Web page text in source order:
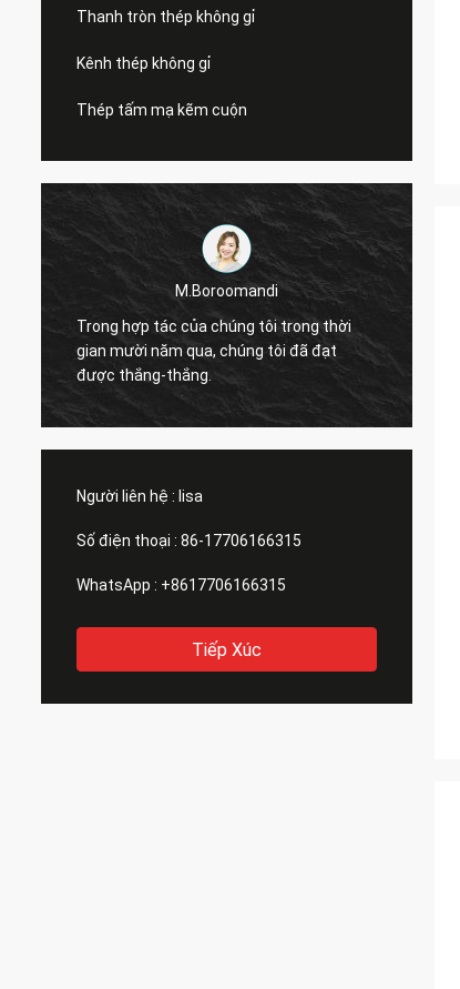
Thanh tròn thép không gỉ
Kênh thép không gỉ
Thép tấm mạ kẽm cuộn
M.Boroomandi
Trong hợp tác của chúng tôi trong thời
gian mười năm qua, chúng tôi đã đạt
được thắng-thắng.
Người liên hệ : lisa
Số điện thoại : 86-17706166315
WhatsApp : +8617706166315
Tiếp Xúc